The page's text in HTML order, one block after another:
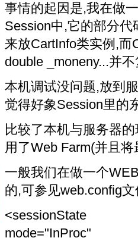
事情的起因是,我在做
Session中,它的部分
来放CartInfo类实例,而
double _moneny...并
本机调试没问题,放到
觉得好象Session里的
比较了本机与服务器
用了Web Farm(并且
一般我们在做一个
的,可参见web.config
<sessionState
mode="InProc"